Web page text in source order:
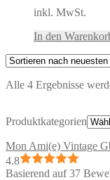
inkl. MwSt.
In den
Alle 4 Ergebnisse
Produktkategorien
Mon Ami(e) Vintage
4.8
Basierend auf 37